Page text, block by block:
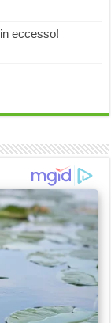
eccesso!